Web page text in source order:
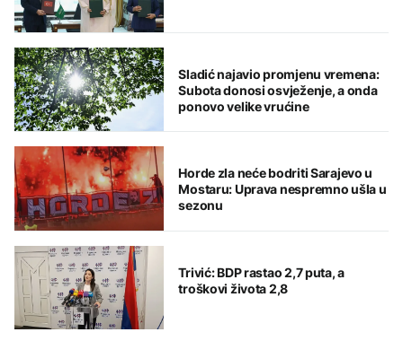
Sladić najavio promjenu vremena:
Subota donosi osvježenje, a onda
ponovo velike vrućine
Horde zla neće bodriti Sarajevo u
Mostaru: Uprava nespremno ušla u
sezonu
Trivić: BDP rastao 2,7 puta, a
troškovi života 2,8